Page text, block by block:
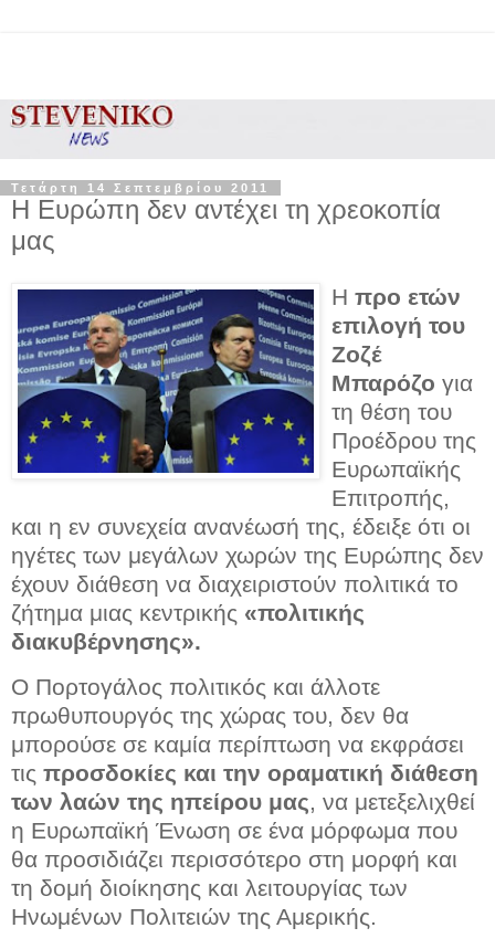
Τετάρτη 14 Σεπτεμβρίου 2011
Η Ευρώπη δεν αντέχει τη χρεοκοπία
μας
Η προ ετών
επιλογή του
Ζοζέ
Μπαρόζο για
τη θέση του
Προέδρου της
Ευρωπαϊκής
Επιτροπής,
και η εν συνεχεία ανανέωσή της, έδειξε ότι οι
ηγέτες των μεγάλων χωρών της Ευρώπης δεν
έχουν διάθεση να διαχειριστούν πολιτικά το
ζήτημα μιας κεντρικής «πολιτικής
διακυβέρνησης».
Ο Πορτογάλος πολιτικός και άλλοτε
πρωθυπουργός της χώρας του, δεν θα
μπορούσε σε καμία περίπτωση να εκφράσει
τις προσδοκίες και την οραματική διάθεση
των λαών της ηπείρου μας, να μετεξελιχθεί
η Ευρωπαϊκή Ένωση σε ένα μόρφωμα που
θα προσιδιάζει περισσότερο στη μορφή και
τη δομή διοίκησης και λειτουργίας των
Ηνωμένων Πολιτειών της Αμερικής.